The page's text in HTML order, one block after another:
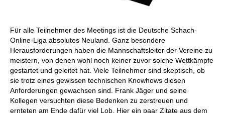
Für alle Teilnehmer des Meetings ist die Deutsche Schach-
Online-Liga absolutes Neuland. Ganz besondere
Herausforderungen haben die Mannschaftsleiter der Vereine zu
meistern, von denen wohl noch keiner zuvor solche Wettkämpfe
gestartet und geleitet hat. Viele Teilnehmer sind skeptisch, ob
sie trotz eines gewissen technischen Knowhows diesen
Anforderungen gewachsen sind. Frank Jäger und seine
Kollegen versuchten diese Bedenken zu zerstreuen und
ernteten am Ende dafür viel Lob. Hier ein paar Zitate aus dem